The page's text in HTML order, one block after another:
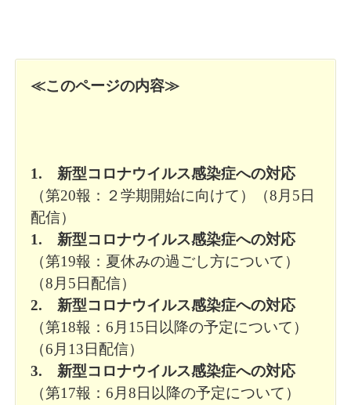
≪このページの内容≫
1. 新型コロナウイルス感染症への対応
（第20報：２学期開始に向けて）（8月5日
配信）
1. 新型コロナウイルス感染症への対応
（第19報：夏休みの過ごし方について）
（8月5日配信）
2. 新型コロナウイルス感染症への対応
（第18報：6月15日以降の予定について）
（6月13日配信）
3. 新型コロナウイルス感染症への対応
（第17報：6月8日以降の予定について）